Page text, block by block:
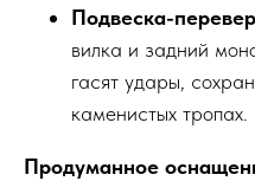
Подвеска-
вилка и задний
гасят удары,
каменистых тропах.
Продуманное